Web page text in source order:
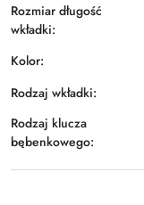
Rozmiar długość
wkładki:
Kolor:
Rodzaj wkładki:
Rodzaj klucza
bębenkowego: